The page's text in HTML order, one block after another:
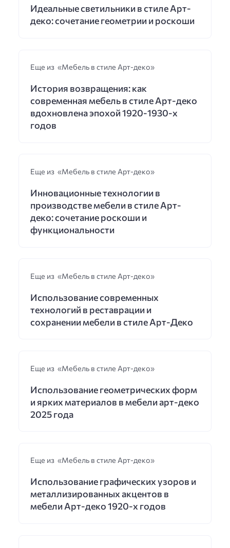
Идеальные светильники в стиле Арт-
деко: сочетание геометрии и роскоши
Еще из «Мебель в стиле Арт-деко»
История возвращения: как
современная мебель в стиле Арт-деко
вдохновлена эпохой 1920-1930-х
годов
Еще из «Мебель в стиле Арт-деко»
Инновационные технологии в
производстве мебели в стиле Арт-
деко: сочетание роскоши и
функциональности
Еще из «Мебель в стиле Арт-деко»
Использование современных
технологий в реставрации и
сохранении мебели в стиле Арт-Деко
Еще из «Мебель в стиле Арт-деко»
Использование геометрических форм
и ярких материалов в мебели арт-деко
2025 года
Еще из «Мебель в стиле Арт-деко»
Использование графических узоров и
металлизированных акцентов в
мебели Арт-деко 1920-х годов